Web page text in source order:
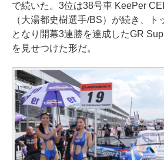
で続いた。3位は38号車 KeePer
（大湯都史樹選手/BS）が続き、ト
となり開幕3連勝を達成したGR
を見せつけた形だ。